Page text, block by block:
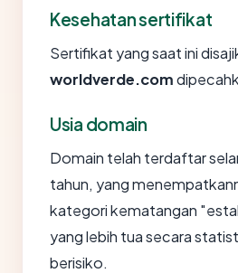
Kesehatan sertifikat
Sertifikat yang saat ini
worldverde.com
Usia domain
Domain telah terdaftar
tahun, yang
kategori kematangan
yang lebih tua secara
berisiko.